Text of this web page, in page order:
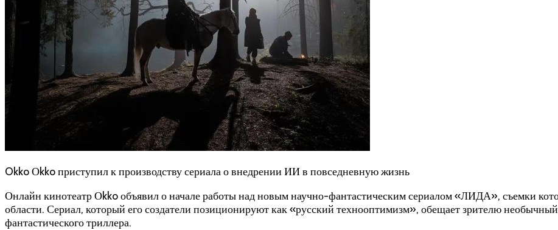
Okko Оkko приступил к производству сериала о внедрении ИИ в повседневную жизнь
Онлайн кинотеатр Оkko объявил о начале работы над новым научно-фантастическим сериалом «ЛИДА», съемки
области. Сериал, который его создатели позиционируют как «русский технооптимизм», обещает зрителю
фантастического триллера.